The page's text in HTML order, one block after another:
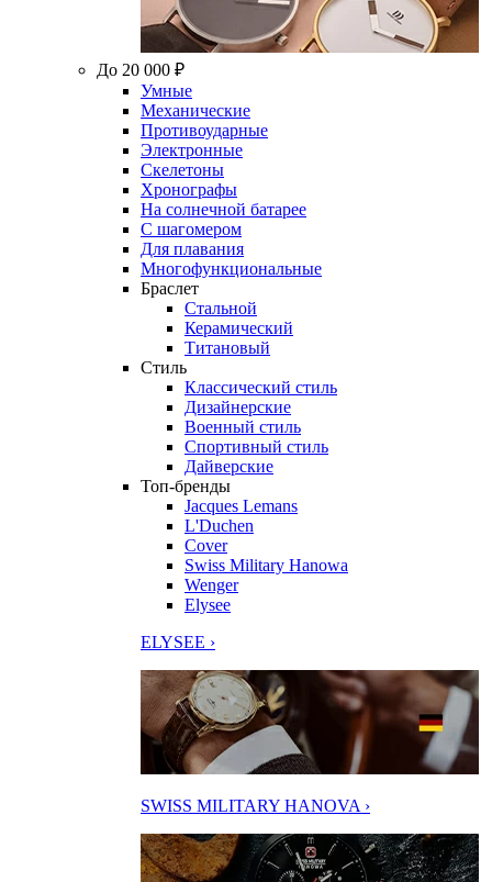
До 20 000 ₽
Умные
Механические
Противоударные
Электронные
Скелетоны
Хронографы
На солнечной батарее
С шагомером
Для плавания
Многофункциональные
Браслет
Стальной
Керамический
Титановый
Стиль
Классический стиль
Дизайнерские
Военный стиль
Спортивный стиль
Дайверские
Топ-бренды
Jacques Lemans
L'Duchen
Cover
Swiss Military Hanowa
Wenger
Elysee
ELYSEE ›
SWISS MILITARY HANOVA ›